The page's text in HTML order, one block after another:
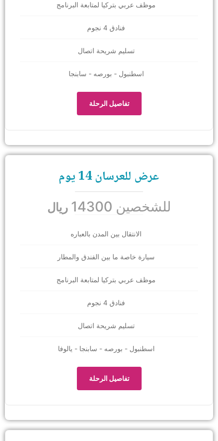
موظف عربي بتركيا لمتابعة البرنامج
فنادق 4 نجوم
تسليم شريحة اتصال
اسطنبول - بورصه - سابنجا
تفاصيل الرحلة
عرض للعرسان 14 يوم
للشخصين 14300 ريال
الانتقال بين المدن بالعباره
سيارة خاصة ما بين الفندق والمطار
موظف عربي بتركيا لمتابعة البرنامج
فنادق 4 نجوم
تسليم شريحة اتصال
اسطنبول - بورصه - سابنجا - يالوفا
تفاصيل الرحلة